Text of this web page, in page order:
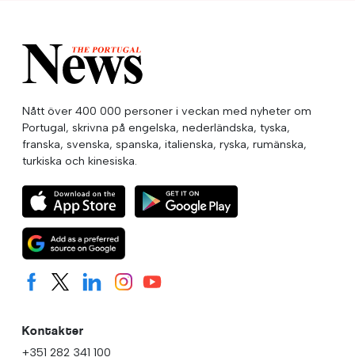
Nått över 400 000 personer i veckan med nyheter om
Portugal, skrivna på engelska, nederländska, tyska,
franska, svenska, spanska, italienska, ryska, rumänska,
turkiska och kinesiska.
Kontakter
+351 282 341 100